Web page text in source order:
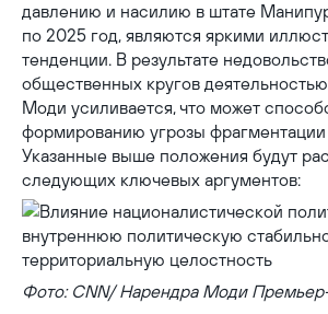
давлению и насилию в штате
по 2025 год, являются яркими
тенденции. В результате
общественных кругов
Моди усиливается, что может
формированию угрозы фрагментации
Указанные выше положения будут
следующих ключевых аргументов:
Фото: CNN/ Нарендра Моди